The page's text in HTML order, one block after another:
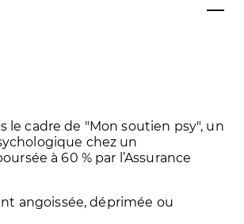
le cadre de "Mon soutien psy", un
chez un
à 60 % par l’Assurance
angoissée, déprimée ou